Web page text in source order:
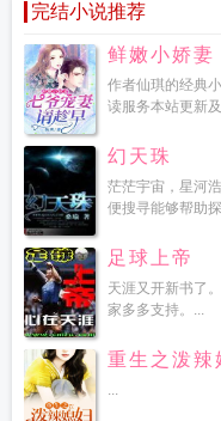
完结小说推荐
鲜嫩小娇妻
作者仙琪的经典
读服务本站更新
幻天珠
茫茫宇宙，星河
便搜寻能够帮助
足球上帝
天涯又开新书了
家多多支持。...
重生之泼辣
...